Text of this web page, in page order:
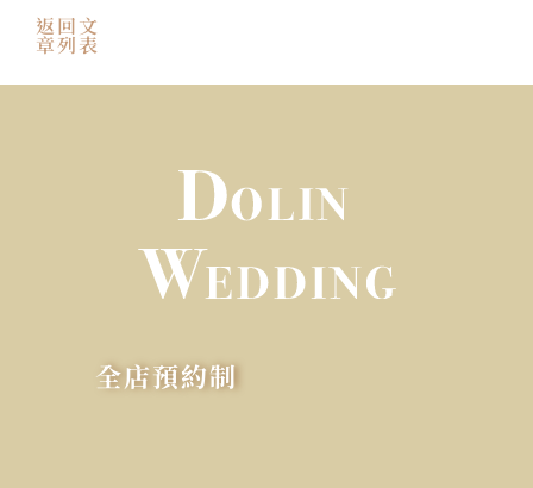
返回文
章列表
全店預約制